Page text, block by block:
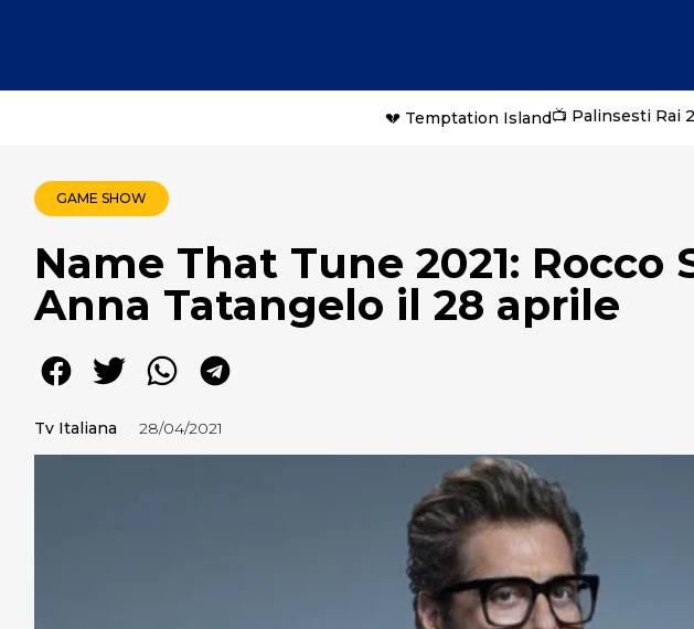
💔 Temptation Island📺 Palinsesti Rai
GAME SHOW
Name That Tune 2021: Rocco
Anna Tatangelo il 28 aprile
Tv Italiana 28/04/2021